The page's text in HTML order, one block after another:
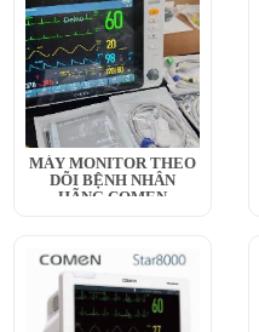
MÁY MONITOR THEO
DÕI BỆNH NHÂN
HÃNG COMEN